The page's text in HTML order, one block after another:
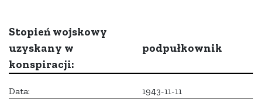
Stopień wojskowy
uzyskany w
konspiracji:
podpułkownik
Data: 1943-11-11